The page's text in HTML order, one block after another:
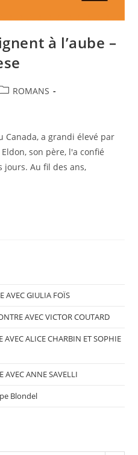
à l’aube –
ROMANS
Canada, a grandi élevé par
son père, l'a confié
Au fil des ans,
AVEC GIULIA FOÏS
AVEC VICTOR COUTARD
AVEC ALICE CHARBIN ET SOPHIE
AVEC ANNE SAVELLI
Blondel